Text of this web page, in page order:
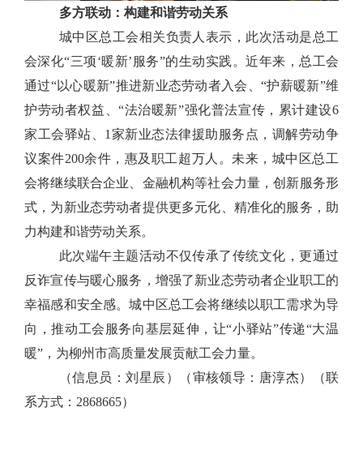
多方联动：构建和谐劳动关系
城中区总工会相关负责人表示，此次活动是总工
会深化“三项‘暖新’服务”的生动实践。近年来，总工会
通过“以心暖新”推进新业态劳动者入会、“护薪暖新”维
护劳动者权益、“法治暖新”强化普法宣传，累计建设6
家工会驿站、1家新业态法律援助服务点，调解劳动争
议案件200余件，惠及职工超万人。未来， 城中区总工
会将继续联合企业、金融机构等社会力量，创新服务形
式，为新业态劳动者提供更多元化、精准化的服务，助
力构建和谐劳动关系。
此次端午主题活动不仅传承了传统文化，更通过
反诈宣传与暖心服务，增强了新业态劳动者企业职工的
幸福感和安全感。城中区总工会将继续以职工需求为导
向，推动工会服务向基层延伸，让“小驿站”传递“大温
暖”，为柳州市高质量发展贡献工会力量。
（信息员：刘星辰 ）（审核领导：唐淳杰）（联
系方式：2868665）